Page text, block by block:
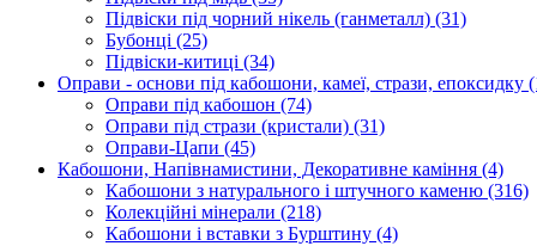
Підвіски під чорний нікель (ганметалл) (31)
Бубонці (25)
Підвіски-китиці (34)
Оправи - основи під кабошони, камеї, стрази, епоксидку
Оправи під кабошон (74)
Оправи під стрази (кристали) (31)
Оправи-Цапи (45)
Кабошони, Напівнамистини, Декоративне каміння (4)
Кабошони з натурального і штучного каменю (316)
Колекційні мінерали (218)
Кабошони і вставки з Бурштину (4)